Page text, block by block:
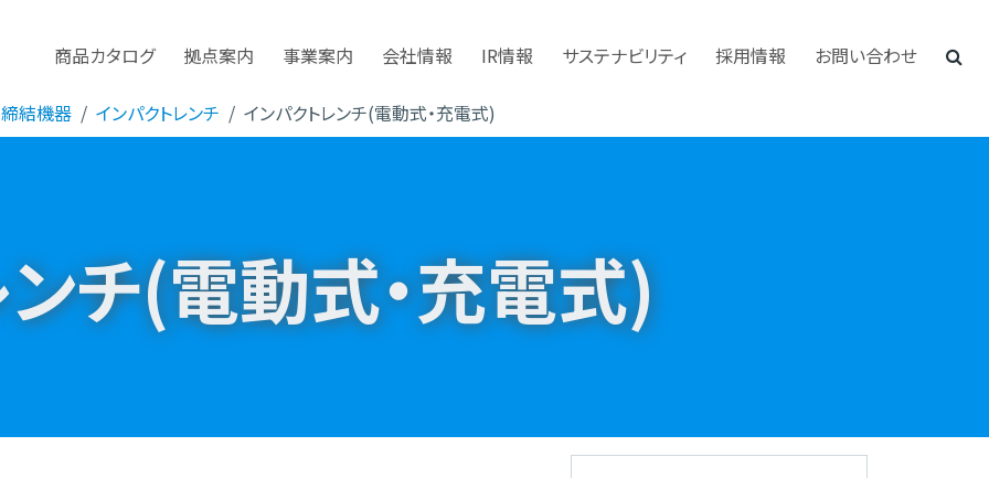
商品カタログ 拠点案内 事業案内 会社情報 IR情報 サステナビリティ 採用情報 お問い合わせ
結機器 インパクトレンチ インパクトレンチ(電動式・充電式)
チ(電動式・充電式)